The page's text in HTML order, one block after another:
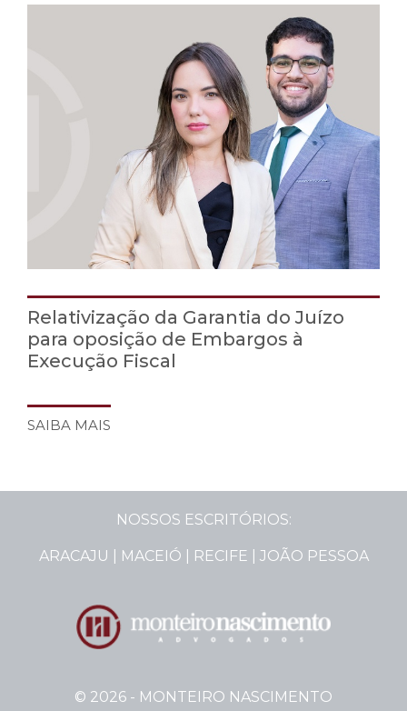
Relativização da Garantia do Juízo
para oposição de Embargos à
Execução Fiscal
SAIBA MAIS
NOSSOS ESCRITÓRIOS:
ARACAJU | MACEIÓ | RECIFE | JOÃO PESSOA
© 2026 - MONTEIRO NASCIMENTO